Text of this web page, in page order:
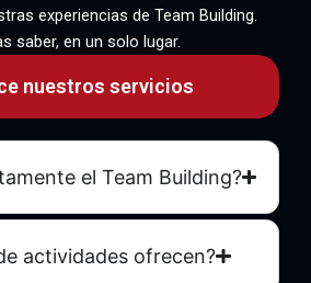
el Team Building?
actividades ofrecen?
experiencias de Team Building.
saber, en un solo lugar.
nuestros servicios